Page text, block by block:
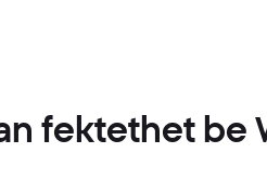
fektethet be